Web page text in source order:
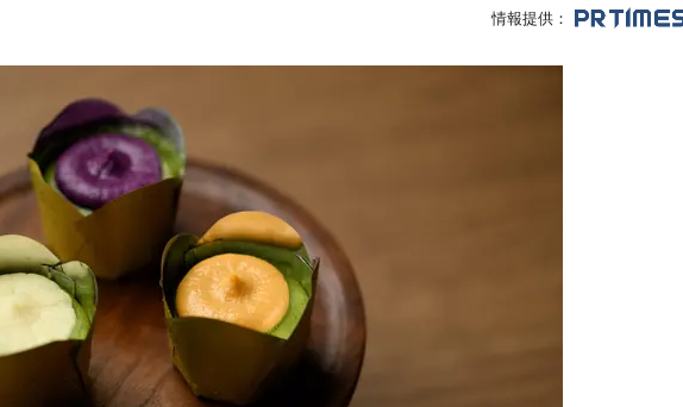
情報提供：